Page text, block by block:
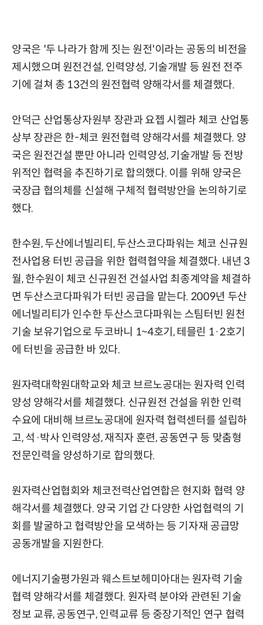
양국은 '두 나라가 함께 짓는 원전'이라는 공동의 비전을
제시했으며 원전건설, 인력양성, 기술개발 등 원전 전주
기에 걸쳐 총 13건의 원전협력 양해각서를 체결했다.
안덕근 산업통상자원부 장관과 요젭 시켈라 체코 산업통
상부 장관은 한-체코 원전협력 양해각서를 체결했다. 양
국은 원전건설 뿐만 아니라 인력양성, 기술개발 등 전방
위적인 협력을 추진하기로 합의했다. 이를 위해 양국은
국장급 협의체를 신설해 구체적 협력방안을 논의하기로
했다.
한수원, 두산에너빌리티, 두산스코다파워는 체코 신규원
전사업용 터빈 공급을 위한 협력협약을 체결했다. 내년 3
월, 한수원이 체코 신규원전 건설사업 최종계약을 체결하
면 두산스코다파워가 터빈 공급을 맡는다. 2009년 두산
에너빌리티가 인수한 두산스코다파워는 스팀터빈 원천
기술 보유기업으로 두코바니 1~4호기, 테믈린 1·2호기
에 터빈을 공급한 바 있다.
원자력대학원대학교와 체코 브르노공대는 원자력 인력
양성 양해각서를 체결했다. 신규원전 건설을 위한 인력
수요에 대비해 브르노공대에 원자력 협력센터를 설립하
고, 석·박사 인력양성, 재직자 훈련, 공동연구 등 맞춤형
전문인력을 양성하기로 합의했다.
원자력산업협회와 체코전력산업연합은 현지화 협력 양
해각서를 체결했다. 양국 기업 간 다양한 사업협력의 기
회를 발굴하고 협력방안을 모색하는 등 기자재 공급망
공동개발을 지원한다.
에너지기술평가원과 웨스트보헤미아대는 원자력 기술
협력 양해각서를 체결했다. 원자력 분야와 관련된 기술
정보 교류, 공동연구, 인력교류 등 중장기적인 연구 협력